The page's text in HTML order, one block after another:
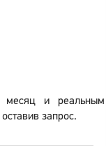
месяц и реальным
запрос.